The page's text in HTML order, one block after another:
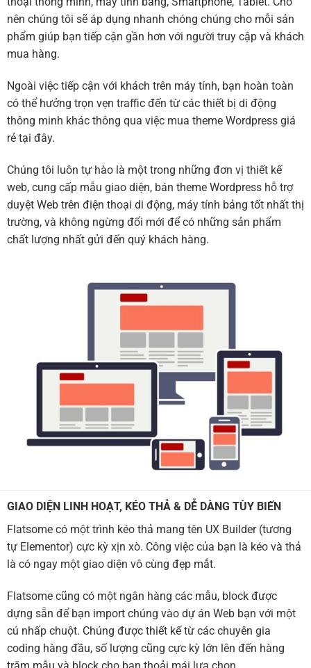
nên chúng tôi sẽ áp dụng nhanh chóng chúng cho mỗi sản
phẩm giúp bạn tiếp cận gần hơn với người truy cập và khách
mua hàng.
Ngoài việc tiếp cận với khách trên máy tính, bạn hoàn toàn
có thể hưởng trọn vẹn traffic đến từ các thiết bị di động
thông minh khác thông qua việc mua theme Wordpress giá
rẻ tại đây.
Chúng tôi luôn tự hào là một trong những đơn vị thiết kế
web, cung cấp mẫu giao diện, bán theme Wordpress hỗ trợ
duyệt Web trên điện thoại di động, máy tính bảng tốt nhất thị
trường, và không ngừng đổi mới để có những sản phẩm
chất lượng nhất gửi đến quý khách hàng.
GIAO DIỆN LINH HOẠT, KÉO THẢ & DỄ DÀNG TÙY BIẾN
Flatsome có một trình kéo thả mang tên UX Builder (tương
tự Elementor) cực kỳ xịn xò. Công việc của bạn là kéo và thả
là có ngay một giao diện vô cùng đẹp mắt.
Flatsome cũng có một ngân hàng các mẫu, block được
dựng sẵn để bạn import chúng vào dự án Web bạn với một
cú nhấp chuột. Chúng được thiết kế từ các chuyên gia
coding hàng đầu, số lượng cũng cực kỳ lớn lên đến hàng
trăm mẫu và block cho bạn thoải mái lựa chọn.